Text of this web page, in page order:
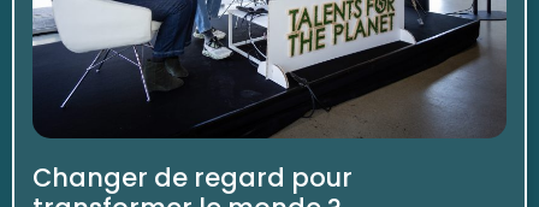
Changer de regard pour